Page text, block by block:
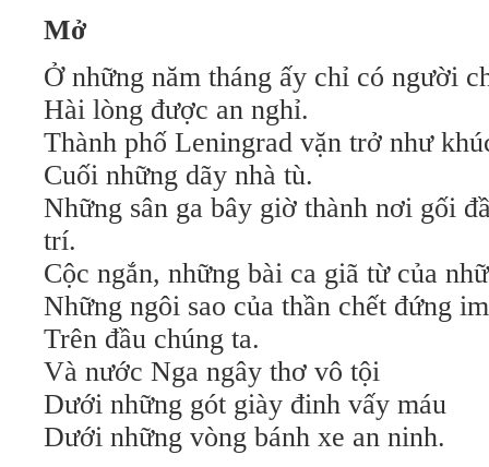
Mở
Ở những năm tháng ấy chỉ có người
Hài lòng được an nghỉ.
Thành phố Leningrad vặn trở như
Cuối những dãy nhà tù.
Những sân ga bây giờ thành nơi gối
trí.
Cộc ngắn, những bài ca giã từ của
Những ngôi sao của thần chết đứng im
Trên đầu chúng ta.
Và nước Nga ngây thơ vô tội
Dưới những gót giày đinh vấy máu
Dưới những vòng bánh xe an ninh.